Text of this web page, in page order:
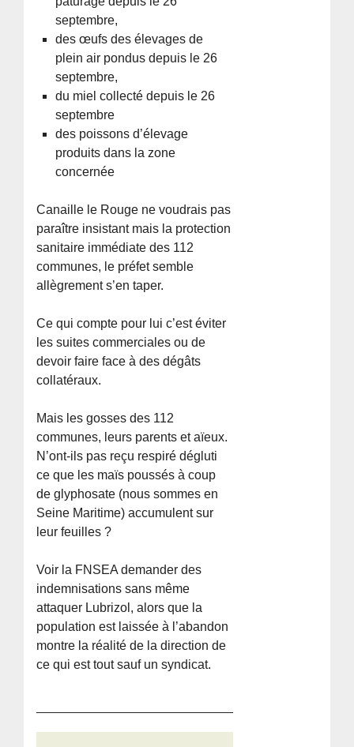
septembre,
des œufs des élevages de
plein air pondus depuis le 26
septembre,
du miel collecté depuis le 26
septembre
des poissons d’élevage
produits dans la zone
concernée
Canaille le Rouge ne voudrais pas
paraître insistant mais la protection
sanitaire immédiate des 112
communes, le préfet semble
allègrement s’en taper.
Ce qui compte pour lui c’est éviter
les suites commerciales ou de
devoir faire face à des dégâts
collatéraux.
Mais les gosses des 112
communes, leurs parents et aïeux.
N’ont-ils pas reçu respiré dégluti
ce que les maïs poussés à coup
de glyphosate (nous sommes en
Seine Maritime) accumulent sur
leur feuilles ?
Voir la FNSEA demander des
indemnisations sans même
attaquer Lubrizol, alors que la
population est laissée à l’abandon
montre la réalité de la direction de
ce qui est tout sauf un syndicat.